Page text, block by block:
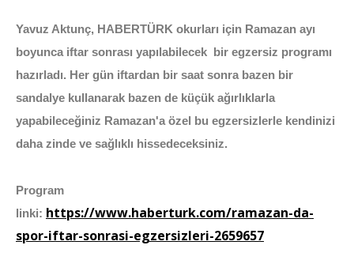
Yavuz Aktunç, HABERTÜRK okurları için Ramazan ayı
boyunca iftar sonrası yapılabilecek bir egzersiz programı
hazırladı. Her gün iftardan bir saat sonra bazen bir
sandalye kullanarak bazen de küçük ağırlıklarla
yapabileceğiniz Ramazan'a özel bu egzersizlerle kendinizi
daha zinde ve sağlıklı hissedeceksiniz.
Program
linki: https://www.haberturk.com/ramazan-da-
spor-iftar-sonrasi-egzersizleri-2659657